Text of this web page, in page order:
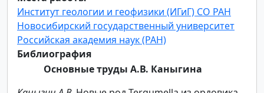
Институт геологии и геофизики (ИГиГ) СО РАН
Новосибирский государственный университет
Российская академия наук (РАН)
Библиография
Основные труды А.В. Каныгина